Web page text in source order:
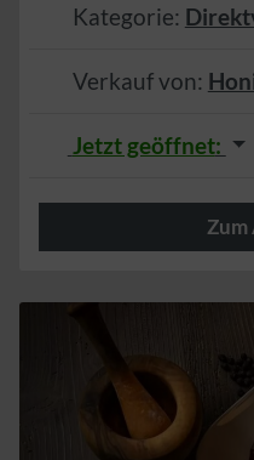
Kategorie:
Verkauf von:
Jetzt geöffnet: